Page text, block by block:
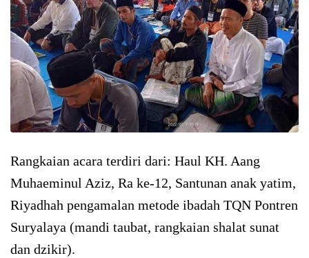
Rangkaian acara terdiri dari: Haul KH. Aang
Muhaeminul Aziz, Ra ke-12, Santunan anak yatim,
Riyadhah pengamalan metode ibadah TQN Pontren
Suryalaya (mandi taubat, rangkaian shalat sunat
dan dzikir).